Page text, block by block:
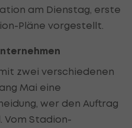
am Dienstag, erste
Pläne vorgestellt.
zwei verschiedenen
Mai eine
wer den Auftrag
Vom Stadion-